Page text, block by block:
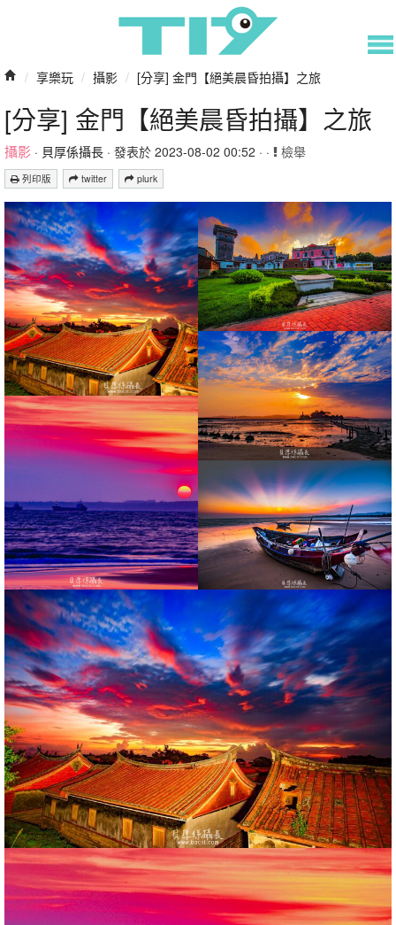
/ 享樂玩 / 攝影 / [分享] 金門【絕美晨昏拍攝】之旅
[分享] 金門【絕美晨昏拍攝】之旅
攝影 · 貝厚係攝長 · 發表於 2023-08-02 00:52 · · 檢舉
列印版 twitter plurk